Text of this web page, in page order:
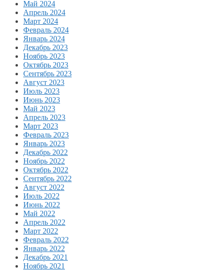
Май 2024
Апрель 2024
Март 2024
Февраль 2024
Январь 2024
Декабрь 2023
Ноябрь 2023
Октябрь 2023
Сентябрь 2023
Август 2023
Июль 2023
Июнь 2023
Май 2023
Апрель 2023
Март 2023
Февраль 2023
Январь 2023
Декабрь 2022
Ноябрь 2022
Октябрь 2022
Сентябрь 2022
Август 2022
Июль 2022
Июнь 2022
Май 2022
Апрель 2022
Март 2022
Февраль 2022
Январь 2022
Декабрь 2021
Ноябрь 2021